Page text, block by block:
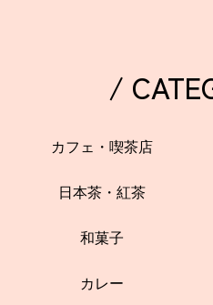
/
カフェ・喫茶店
日本茶・紅茶
和菓子
カレー